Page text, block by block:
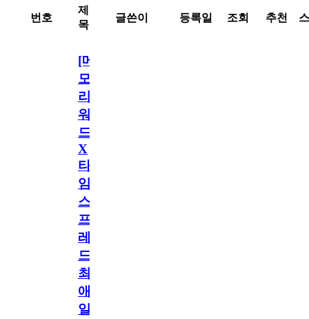
번호
제
목
글쓴이 등록일 조회 추천
[메
모
리
워
드
X
타
임
스
프
레
드]
최
애
일